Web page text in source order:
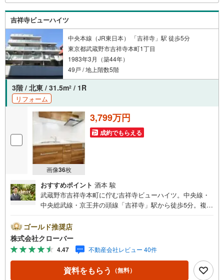
なタイミングがご利用可能です。■税理士による無料確定申
告セミナー■住まいをご購入になったお客様に対して、住宅
ローン控除の申告方法をご案内する無料セミナーを開催し
ています。
吉祥寺ビューハイツ
中央本線（JR東日本） 「吉祥寺」駅 徒歩5分
東京都武蔵野市吉祥寺本町1丁目
1983年3月（築44年）
49戸 / 地上階数5階
3階 / 北東 / 31.5m2 / 1R
リフォーム
画像36枚
3,799万円
成約でもらえる
おすすめポイント 酒本 駿
武蔵野市吉祥寺本町に佇む吉祥寺ビューハイツ。中央線・
中央総武線・京王井の頭線「吉祥寺」駅から徒歩5分。複数
施設をはじめ、買い物施設、飲食店が充実。1983年築、RC
造5階建て、総戸数49戸、新耐震基準の低層マンション。オ
ートロック設置済みでセキュリティ面も安心。管理は東急
コミュニティーが担当。お部屋は3階部分。内装新規リフォ
ーム実施で設備も充実。■今すぐ見たい！■ローンが心配■
買う方が得なの？■分からない事、何でもご相談下さい。■
ゴールド推奨店
株式会社クローバー
4.47 不動産会社レビュー 40件
資料をもらう （無料）